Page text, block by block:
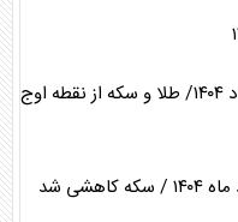
آخرین قیمت طلا و سکه امروز ۱۹ خرداد ۱۴۰۴/ طلا و سکه از نقطه اوج